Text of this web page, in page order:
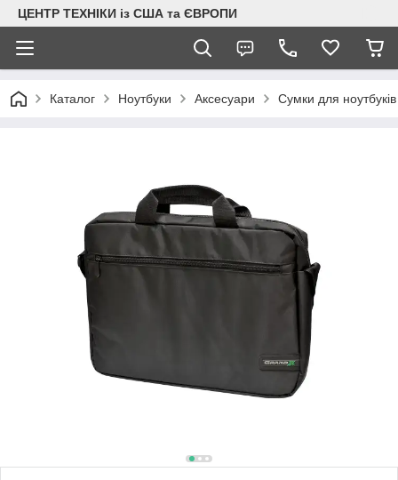
ЦЕНТР ТЕХНІКИ із США та ЄВРОПИ
Каталог Ноутбуки Аксесуари Сумки для ноутбуків